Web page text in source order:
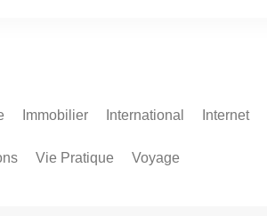
Immobilier International Internet
Vie Pratique Voyage